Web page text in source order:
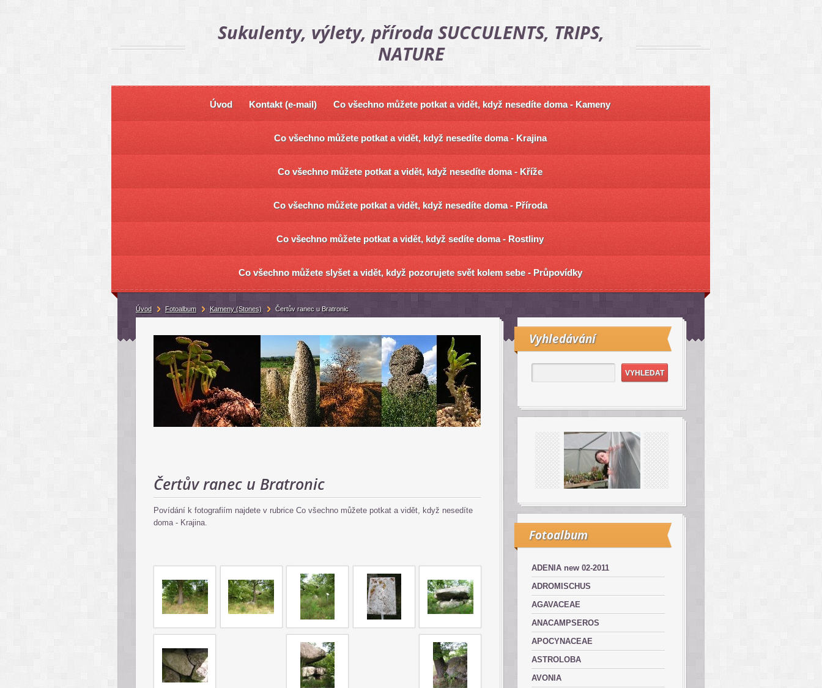
Sukulenty, výlety, příroda SUCCULENTS, TRIPS,
NATURE
Úvod Kontakt (e-mail) Co všechno můžete potkat a vidět, když nesedíte doma - Kameny
Co všechno můžete potkat a vidět, když nesedíte doma - Krajina
Co všechno můžete potkat a vidět, když nesedíte doma - Kříže
Co všechno můžete potkat a vidět, když nesedíte doma - Příroda
Co všechno můžete potkat a vidět, když sedíte doma - Rostliny
Co všechno můžete slyšet a vidět, když pozorujete svět kolem sebe - Průpovídky
Čertův ranec u Bratronic
Povídání k fotografiím najdete v rubrice Co všechno můžete potkat a vidět, když nesedíte
doma - Krajina.
Vyhledávání
Fotoalbum
ADENIA new 02-2011
ADROMISCHUS
AGAVACEAE
ANACAMPSEROS
APOCYNACEAE
ASTROLOBA
AVONIA
Úvod Fotoalbum Kameny (Stones) Čertův ranec u Bratronic